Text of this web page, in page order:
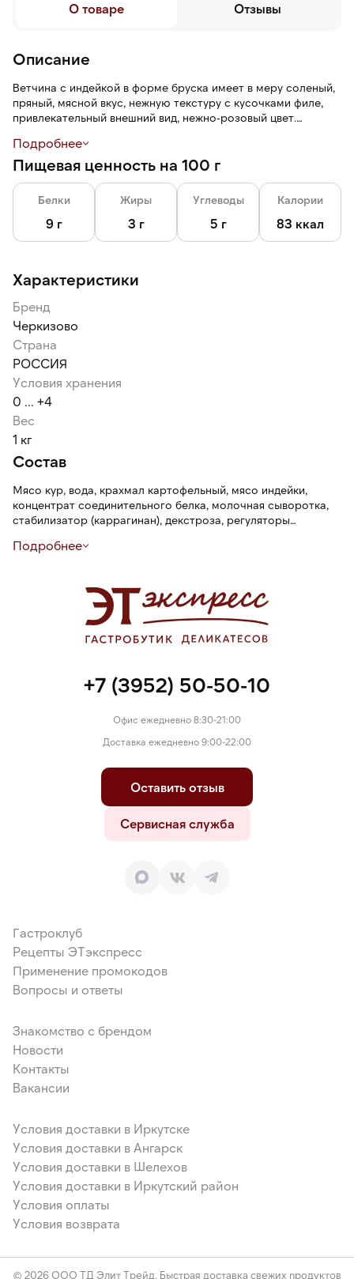
О товаре Отзывы
Описание
Ветчина с индейкой в форме бруска имеет в меру соленый,
пряный, мясной вкус, нежную текстуру с кусочками филе,
привлекательный внешний вид, нежно-розовый цвет.
Ветчина подходит для приготовления тостов, бутербродов,
легких закусок, сытных салатов, горячих блюд и супов.
Подробнее
Пищевая ценность на 100 г
Белки
9 г
Жиры
3 г
Углеводы
5 г
Калории
83 ккал
Характеристики
Бренд
Черкизово
Страна
РОССИЯ
Условия хранения
0 ... +4
Вес
1 кг
Состав
Мясо кур, вода, крахмал картофельный, мясо индейки,
концентрат соединительного белка, молочная сыворотка,
стабилизатор (каррагинан), декстроза, регуляторы
кальция), агент желирующий (хлорид калия), антиокислители
краситель (кармин), мальтодекстрин.
Подробнее
+7 (3952) 50-50-10
Офис ежедневно 8:30-21:00
Доставка ежедневно 9:00-22:00
Оставить отзыв
Сервисная служба
Гастроклуб
Рецепты ЭТэкспресс
Применение промокодов
Вопросы и ответы
Знакомство с брендом
Новости
Контакты
Вакансии
Условия доставки в Иркутске
Условия доставки в Ангарск
Условия доставки в Шелехов
Условия доставки в Иркутский район
Условия оплаты
Условия возврата
© 2026 ООО ТД Элит Трейд. Быстрая доставка свежих продуктов